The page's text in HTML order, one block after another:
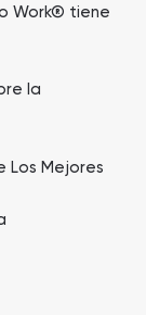
Work® tiene
la
Los Mejores